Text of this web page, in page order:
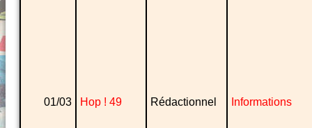
01/03 Hop ! 49 Rédactionnel Informations